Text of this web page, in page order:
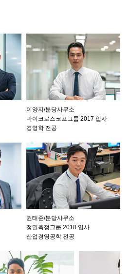
이양지/분당사무소
마이크로스코프그룹 2017 입사
경영학 전공
권태준/분당사무소
정밀측정그룹 2018 입사
산업경영공학 전공